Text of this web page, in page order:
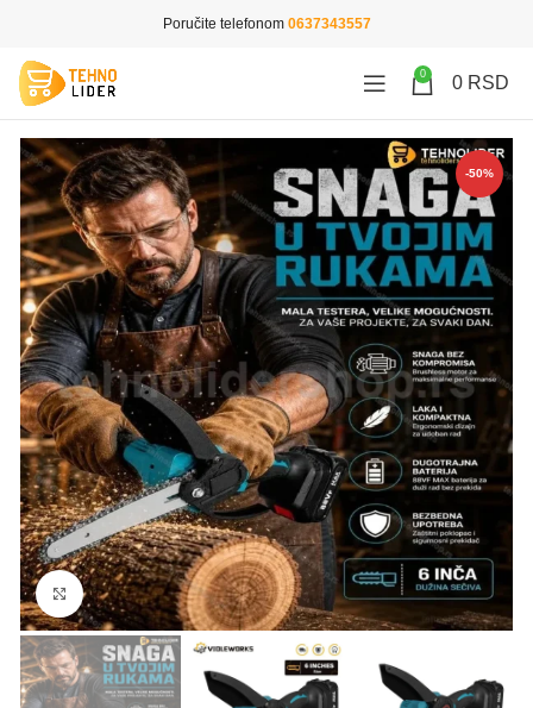
Poručite telefonom 0637343557
0 0 RSD
-50%
Click to enlarge